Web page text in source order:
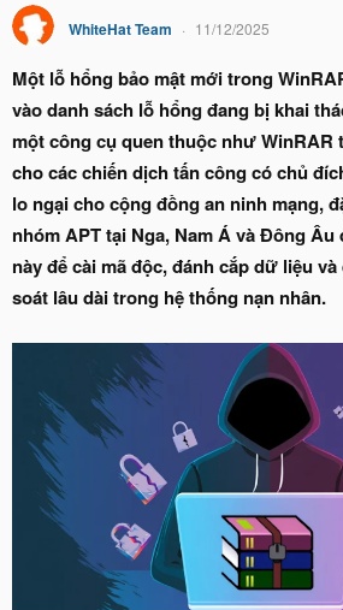
WhiteHat Team 11/12/2025
Một lỗ hổng bảo mật mới trong
vào danh sách lỗ hổng đang bị khai
một công cụ quen thuộc như WinRAR
cho các chiến dịch tấn công có chủ
lo ngại cho cộng đồng an ninh mạng,
nhóm APT tại Nga, Nam Á và Đông
này để cài mã độc, đánh cắp dữ liệu
soát lâu dài trong hệ thống nạn nhân.